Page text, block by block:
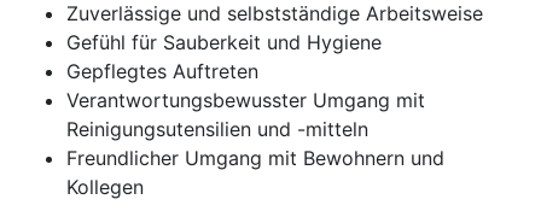
Zuverlässige und selbstständige Arbeitsweise
Gefühl für Sauberkeit und Hygiene
Gepflegtes Auftreten
Verantwortungsbewusster Umgang mit
Reinigungsutensilien und -mitteln
Freundlicher Umgang mit Bewohnern und
Kollegen